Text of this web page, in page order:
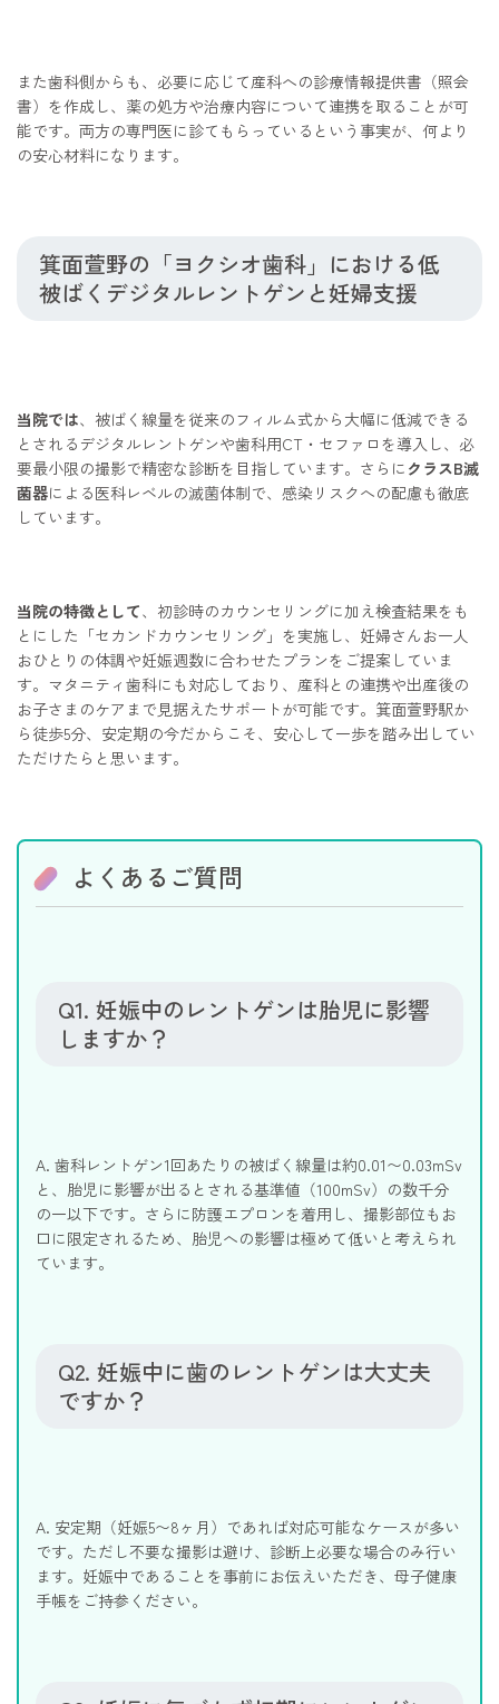
また歯科側からも、必要に応じて産科への診療情報提供書（照会
書）を作成し、薬の処方や治療内容について連携を取ることが可
能です。両方の専門医に診てもらっているという事実が、何より
の安心材料になります。
箕面萱野の「ヨクシオ歯科」における低
被ばくデジタルレントゲンと妊婦支援
当院では、被ばく線量を従来のフィルム式から大幅に低減できる
とされるデジタルレントゲンや歯科用CT・セファロを導入し、必
要最小限の撮影で精密な診断を目指しています。さらに クラスB滅
菌器による医科レベルの滅菌体制で、感染リスクへの配慮も徹底
しています。
当院の特徴として、初診時のカウンセリングに加え検査結果をも
とにした「セカンドカウンセリング」を実施し、妊婦さんお一人
おひとりの体調や妊娠週数に合わせたプランをご提案していま
す。マタニティ歯科にも対応しており、産科との連携や出産後の
お子さまのケアまで見据えたサポートが可能です。箕面萱野駅か
ら徒歩5分、安定期の今だからこそ、安心して一歩を踏み出してい
ただけたらと思います。
よくあるご質問
Q1. 妊娠中のレントゲンは胎児に影響
しますか？
A. 歯科レントゲン1回あたりの被ばく線量は約0.01〜0.03mSv
と、胎児に影響が出るとされる基準値（100mSv）の数千分
の一以下です。さらに防護エプロンを着用し、撮影部位もお
口に限定されるため、胎児への影響は極めて低いと考えられ
ています。
Q2. 妊娠中に歯のレントゲンは大丈夫
ですか？
A. 安定期（妊娠5〜8ヶ月）であれば対応可能なケースが多い
です。ただし不要な撮影は避け、診断上必要な場合のみ行い
ます。妊娠中であることを事前にお伝えいただき、母子健康
手帳をご持参ください。